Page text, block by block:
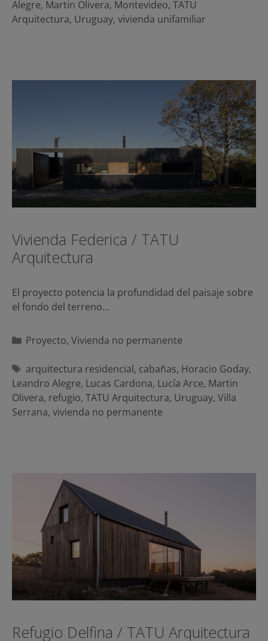
Alegre, Martin Olivera, Montevideo, TATU
Arquitectura, Uruguay, vivienda unifamiliar
Vivienda Federica / TATU
Arquitectura
El proyecto potencia la profundidad del paisaje sobre
el fondo del terreno…
Categorías
Proyecto, Vivienda no permanente
Etiquetas
arquitectura residencial, cabañas, Horacio Goday,
Leandro Alegre, Lucas Cardona, Lucía Arce, Martin
Olivera, refugio, TATU Arquitectura, Uruguay, Villa
Serrana, vivienda no permanente
Refugio Delfina / TATU Arquitectura